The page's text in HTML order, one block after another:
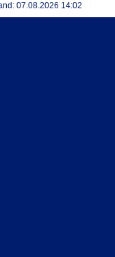
07.08.2026 14:02